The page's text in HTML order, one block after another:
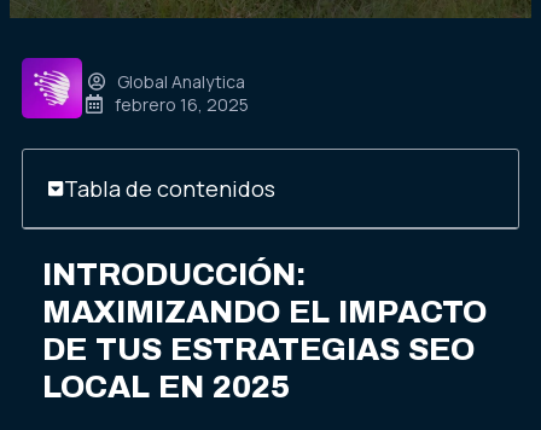
Global Analytica
febrero 16, 2025
Tabla de contenidos
INTRODUCCIÓN:
MAXIMIZANDO EL IMPACTO
DE TUS ESTRATEGIAS SEO
LOCAL EN 2025